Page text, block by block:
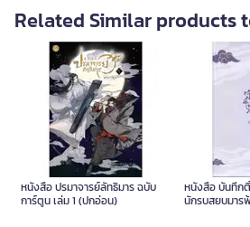
Related Similar products
หนังสือ ปรมาจารย์ลัทธิมาร ฉบับ
การ์ตูน เล่ม 1 (ปกอ่อน)
หนังสือ บันทึก
นักรบสยบมาร